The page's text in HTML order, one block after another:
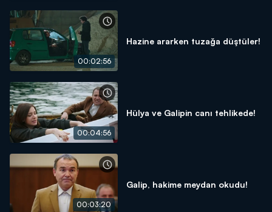
00:02:56
Hazine ararken tuzağa düştüler!
00:04:56
Hülya ve Galipin canı tehlikede!
00:03:20
Galip, hakime meydan okudu!